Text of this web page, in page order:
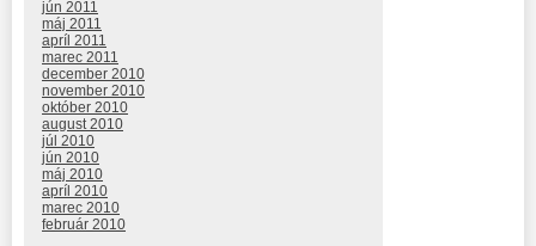
jún 2011
máj 2011
apríl 2011
marec 2011
december 2010
november 2010
október 2010
august 2010
júl 2010
jún 2010
máj 2010
apríl 2010
marec 2010
február 2010